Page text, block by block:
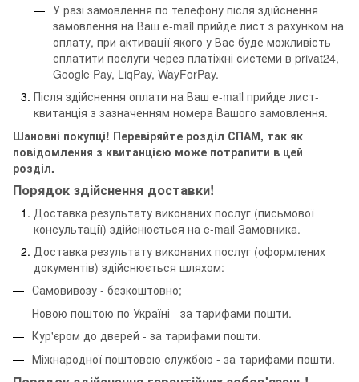
У разі замовлення по телефону після здійснення
замовлення на Ваш е-mail прийде лист з рахунком на
оплату, при активації якого у Вас буде можливість
сплатити послуги через платіжні системи в privat24,
Google Pay, LiqPay, WayForPay.
Після здійснення оплати на Ваш е-mail прийде лист-
квитанція з зазначенням номера Вашого замовлення.
Шановні покупці! Перевіряйте розділ СПАМ, так як
повідомлення з квитанцією може потрапити в цей
розділ.
Порядок здійснення доставки!
Доставка результату виконаних послуг (письмової
консультації) здійснюється на e-mail Замовника.
Доставка результату виконаних послуг (оформлених
документів) здійснюється шляхом:
Самовивозу - безкоштовно;
Новою поштою по Україні - за тарифами пошти.
Кур'єром до дверей - за тарифами пошти.
Міжнародної поштовою службою - за тарифами пошти.